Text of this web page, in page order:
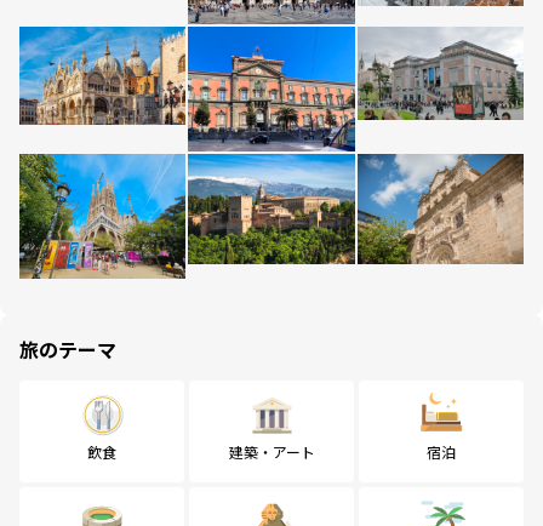
旅のテーマ
飲食 建築・アート 宿泊